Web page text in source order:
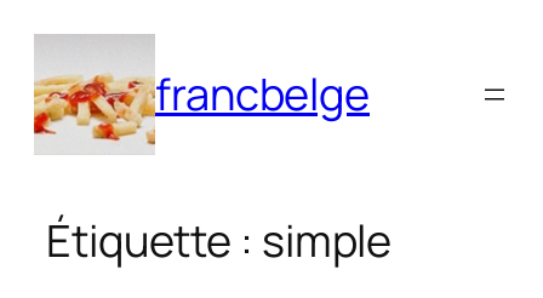
contenu
francbelge
Étiquette : simple